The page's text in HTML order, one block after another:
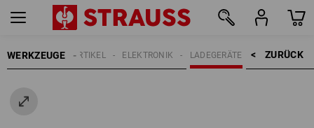
WERKZEUGE ZURÜCK    >
LADEGERÄTE
ELEKTRONIK
ELEKTROARTIKEL